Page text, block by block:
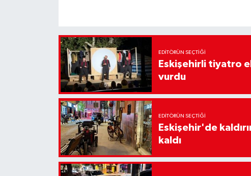
EDITÖRÜN SEÇTIĞI
Eskişehirli tiyatro
vurdu
EDITÖRÜN SEÇTIĞI
Eskişehir'de
kaldı